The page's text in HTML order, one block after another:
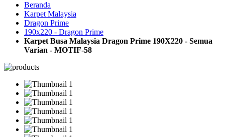
Beranda
Karpet Malaysia
Dragon Prime
190x220 - Dragon Prime
Karpet Busa Malaysia Dragon Prime 190X220 - Semua
Varian - MOTIF-58